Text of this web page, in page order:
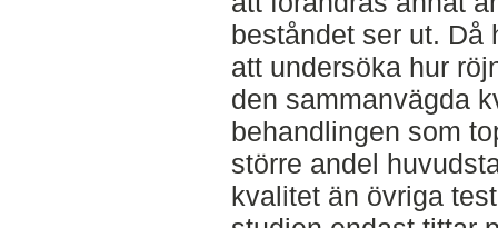
beståndet ser ut. Då
att undersöka hur
den sammanvägda
behandlingen som
större andel
kvalitet än övriga